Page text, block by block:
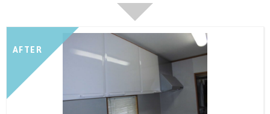
AFTER